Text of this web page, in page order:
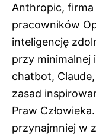
Anthropic, firma
pracowników
inteligencję
przy minimalnej
chatbot,
zasad
Praw
przynajmniej w